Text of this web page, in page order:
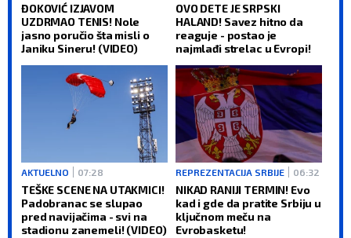
ĐOKOVIĆ IZJAVOM
UZDRMAO TENIS! Nole
jasno poručio šta misli o
Janiku Sineru! (VIDEO)
OVO DETE JE SRPSKI
HALAND! Savez hitno da
reaguje - postao je
najmlađi strelac u Evropi!
AKTUELNO 07:28
TEŠKE SCENE NA UTAKMICI!
Padobranac se slupao
pred navijačima - svi na
stadionu zanemeli! (VIDEO)
REPREZENTACIJA SRBIJE 06:32
NIKAD RANIJI TERMIN! Evo
kad i gde da pratite Srbiju u
ključnom meču na
Evrobasketu!